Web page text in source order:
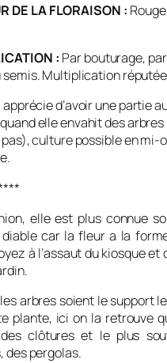
DE LA FLORAISON :
: Par bouturage,
semis. Multiplication
d’avoir une partie
elle envahit des arbres
pas), culture possible en mi-
elle est plus connue
car la fleur a la
à l’assaut du kiosque et
arbres soient le support
plante, ici on la retrouve
clôtures et le plus
des pergolas.